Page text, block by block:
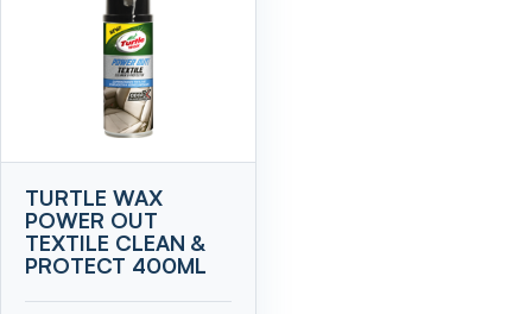
TURTLE WAX
POWER OUT
TEXTILE CLEAN &
PROTECT 400ML